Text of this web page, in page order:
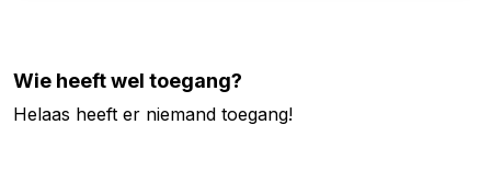
Wie heeft wel toegang?
Helaas heeft er niemand toegang!